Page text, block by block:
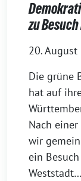
zu
20. August
Die grüne
hat auf
Nach
wir
ein
Weststadt…